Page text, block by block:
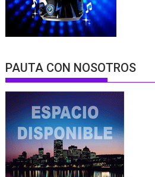
PAUTA CON NOSOTROS